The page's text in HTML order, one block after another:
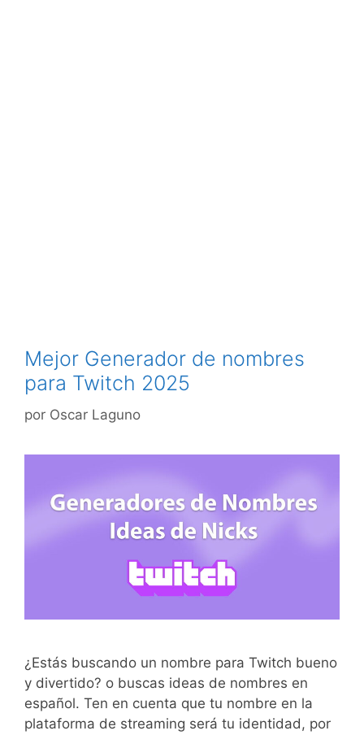
Mejor Generador de nombres
para Twitch 2025
por Oscar Laguno
¿Estás buscando un nombre para Twitch bueno
y divertido? o buscas ideas de nombres en
español. Ten en cuenta que tu nombre en la
plataforma de streaming será tu identidad, por